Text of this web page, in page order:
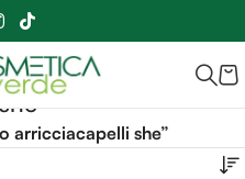
3341056025 - 3886572748
arricciacapelli she”